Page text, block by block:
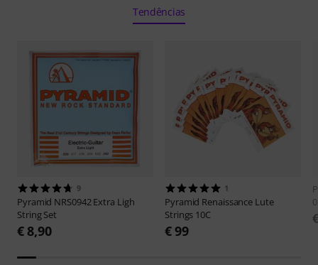
Tendências
9
Pyramid NRS0942 Extra Ligh
String Set
€ 8,90
1
Pyramid Renaissance Lute
Strings 10C
€ 99